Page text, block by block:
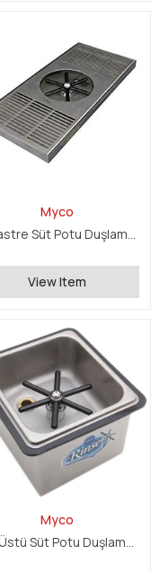
Myco
Ankastre Süt Potu Duşlama Ünitesi
View Item
Myco
Set Üstü Süt Potu Duşlama Ünitesi